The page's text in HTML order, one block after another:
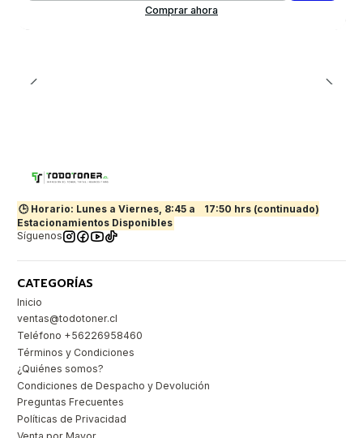
Comprar ahora
🕒 Horario: Lunes a Viernes, 8:45 a
17:50 hrs (continuado)
Estacionamientos Disponibles
Síguenos
CATEGORÍAS
Inicio
ventas@todotoner.cl
Teléfono +56226958460
Términos y Condiciones
¿Quiénes somos?
Condiciones de Despacho y Devolución
Preguntas Frecuentes
Políticas de Privacidad